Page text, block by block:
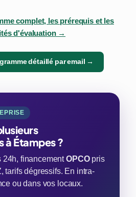
complet, les prérequis et les
d'évaluation →
détaillé par email →
à Étampes ?
24h, financementOPCOpris
tarifs dégressifs. En intra-
ou dans vos locaux.